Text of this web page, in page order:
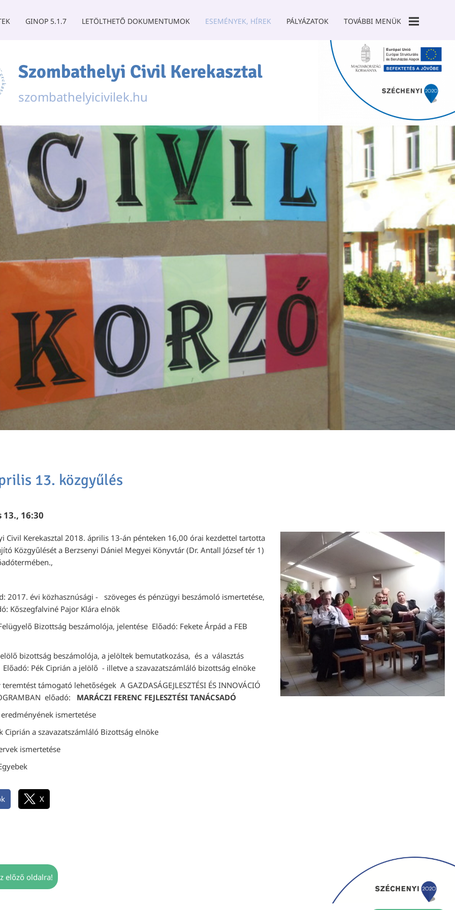
GINOP 5.1.7 LETÖLTHETŐ DOKUMENTUMOK ESEMÉNYEK, HÍREK PÁLYÁZATOK TOVÁBBI MENÜK
GALÉRIA
TÁMOGATÓK
SZCK TANODA
Szombathelyi Civil Kerekasztal
szombathelyicivilek.hu
13. közgyűlés
16:30
Civil Kerekasztal 2018. április 13-án pénteken 16,00 órai kezdettel tartotta
Közgyűlését a Berzsenyi Dániel Megyei Könyvtár (Dr. Antall József tér 1)
2017. évi közhasznúsági - szöveges és pénzügyi beszámoló ismertetése,
Pajor Klára elnök
Bizottság beszámolója, jelentése Előadó: Fekete Árpád a FEB
bizottság beszámolója, a jelöltek bemutatkozása, és a választás
Pék Ciprián a jelölő - illetve a szavazatszámláló bizottság elnöke
támogató lehetőségek A GAZDASÁGEJLESZTÉSI ÉS INNOVÁCIÓ
előadó: MARÁCZI FERENC FEJLESZTÉSI TANÁCSADÓ
eredményének ismertetése
a szavazatszámláló Bizottság elnöke
ismertetése
X
előző oldalra!